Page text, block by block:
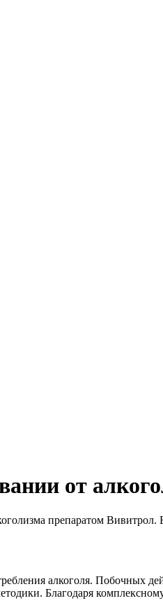
от
препаратом
алкоголя. Побочных
Благодаря